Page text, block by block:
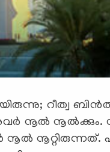
റീത്വ
നൂല്‍ നൂല്‍ക്കും.
നൂല്‍